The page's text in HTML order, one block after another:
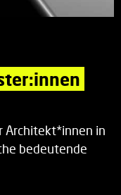
Architekt*innen in
bedeutende